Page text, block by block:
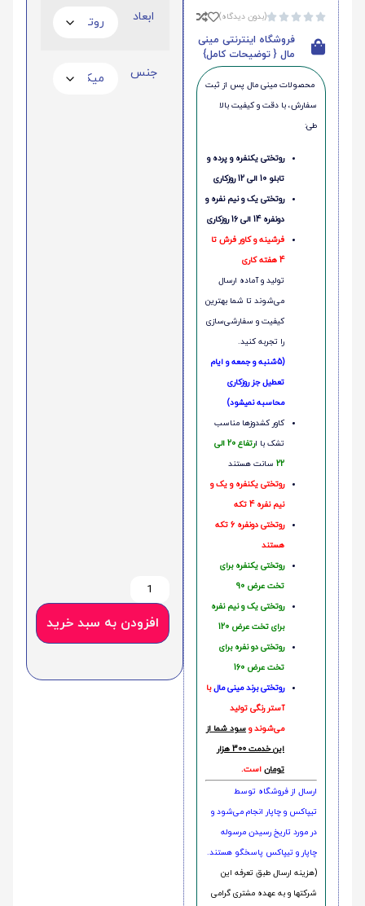




(بدون دیدگاه)
فروشگاه اینترنتی مینی
مال { توضیحات کامل}
محصولات مینی‌ مال پس از ثبت
سفارش، با دقت و کیفیت بالا
طی:
روتختی یکنفره و پرده و
تابلو 10 الی 12 روزکاری
روتختی یک و نیم نفره و
دونفره 14 الی 16 روزکاری
فرشینه و کاور فرش تا
4 هفته کاری
تولید و آماده ارسال
می‌شوند تا شما بهترین
کیفیت و سفارشی‌سازی
را تجربه کنید.
(5شنبه و جمعه و ایام
تعطیل جز روزکاری
محاسبه نمیشود)
کاور کشدوزها مناسب
تشک با ا
رتفاع 20 الی
22 سانت هستند
روتختی یکنفره و یک و
نیم نفره 4 تکه
روتختی دونفره 6 تکه
هستند
روتختی یکنفره برای
تخت عرض 90
روتختی یک و نیم نفره
برای تخت عرض 120
روتختی دو نفره برای
تخت عرض 160
روتختی‌ برند مینی مالبا
آستر رنگی تولید
می‌شوند و سود شما از
این خدمت 300 هزار
تومان است.
ارسال از فروشگاه توسط
تیپاکس و چاپار انجام می‌شود و
در مورد تاریخ رسیدن مرسوله
چاپار و تیپاکس پاسخگو هستند.
(هزینه ارسال طبق تعرفه این
شرکتها و به عهده مشتری گرامی
ابعاد
جنس
افزودن به سبد خرید